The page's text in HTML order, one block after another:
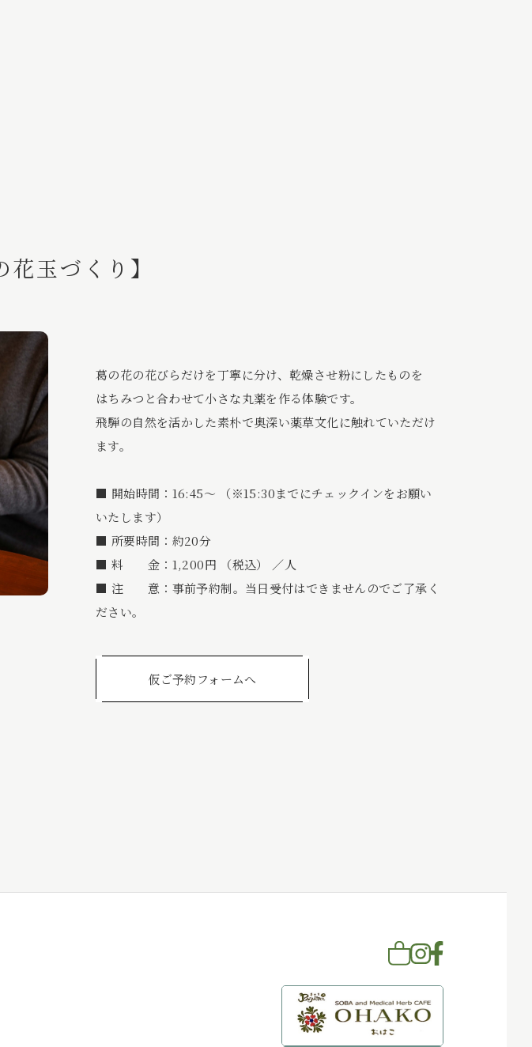
花玉づくり】
葛の花の花びらだけを丁寧に分け、乾燥させ粉にしたものを
はちみつと合わせて小さな丸薬を作る体験です。
飛騨の自然を活かした素朴で奥深い薬草文化に触れていただけ
ます。
■ 開始時間：16:45〜 （※15:30までにチェックインをお願い
いたします）
■ 所要時間：約20分
■ 料 金：1,200円 （税込） ／人
■ 注 意：事前予約制。当日受付はできませんのでご了承く
ださい。
仮ご予約フォームへ